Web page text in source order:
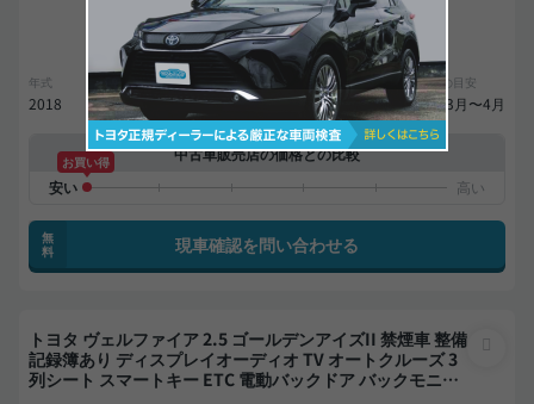
ローン
参考
月々20,900円
※金額は変更できます。
年式
2018
走行距離
9.0万km
車検
27年7月
出品地域
神奈川県
納期の目安
来年3月〜4月
中古車販売店の価格との比較
お買い得
無
料
現車確認を問い合わせる
トヨタ ヴェルファイア 2.5 ゴールデンアイズII 禁煙車 整備
記録簿あり ディスプレイオーディオ TV オートクルーズ 3
列シート スマートキー ETC 電動バックドア バックモニタ